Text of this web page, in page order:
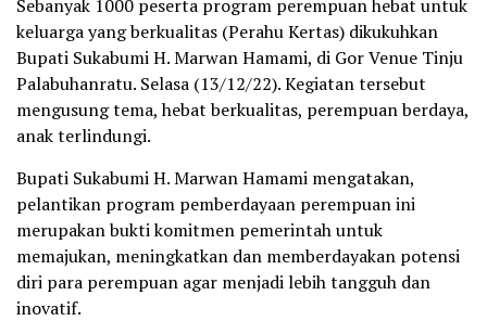
Sebanyak 1000 peserta program perempuan hebat untuk
keluarga yang berkualitas (Perahu Kertas) dikukuhkan
Bupati Sukabumi H. Marwan Hamami, di Gor Venue Tinju
Palabuhanratu. Selasa (13/12/22). Kegiatan tersebut
mengusung tema, hebat berkualitas, perempuan berdaya,
anak terlindungi.
Bupati Sukabumi H. Marwan Hamami mengatakan,
pelantikan program pemberdayaan perempuan ini
merupakan bukti komitmen pemerintah untuk
memajukan, meningkatkan dan memberdayakan potensi
diri para perempuan agar menjadi lebih tangguh dan
inovatif.